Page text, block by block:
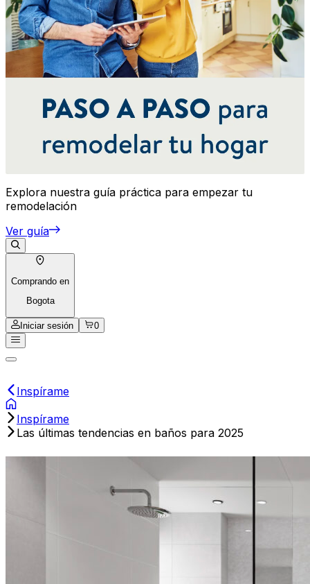
Explora nuestra guía práctica para empezar tu
remodelación
Ver guía
Comprando en
Bogota
Iniciar sesión 0
Inspírame
Inspírame
Las últimas tendencias en baños para 2025